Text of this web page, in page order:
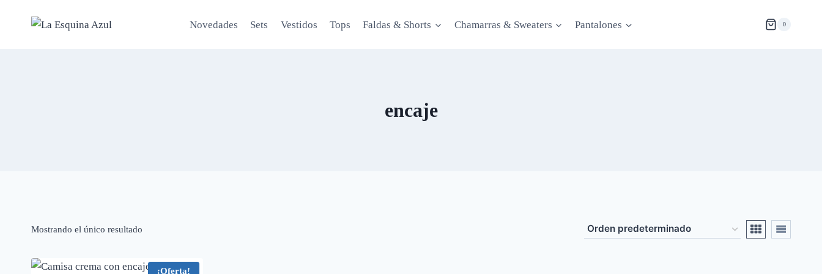
Novedades Sets Vestidos Tops Faldas & Shorts Chamarras & Sweaters Pantalones 0
encaje
Mostrando el único resultado
¡Oferta!